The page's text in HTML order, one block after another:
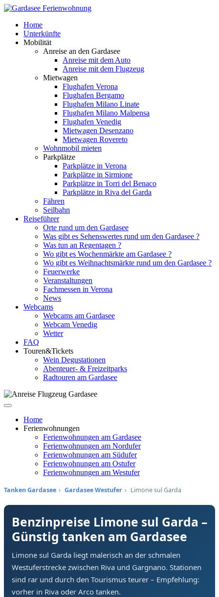
Home
Unterkünfte
Mobilität
Anreise an den Gardasee
Anreise mit dem Auto
Anreise mit dem Flugzeug
Mietwagen
Flughafen Verona
Flughafen Bergamo
Flughafen Milano Linate
Flughafen Milano Malpensa
Flughafen Venedig
Mietwagen Desenzano
Mietwagen Rovereto
Wohnmobil mieten
Parkplätze
Parkplätze in Verona
Parkplätze in Sirmione
Parkplätze in Torri del Benaco
Parkplätze in Riva del Garda
Fähren
Seilbahn
Reiseführer
Orte rund um den Gardasee
Was gibt es Sehenswertes rund um den Gardasee ?
Was tun an Regentagen ?
Wo gibt es Wochenmärkte am Gardasee ?
Wo gibt es Weihnachtsmärkte rund um den Gardasee ?
Feuerwerke
Veranstaltungen
Fachmessen in Verona
News
Webcams
Webcams am Gardasee
Webcam Venedig
Wetter
FAQ
Touren&Tickets
Wein Degustationen
Abenteuer- & Freizeitparks
Radtouren am Gardasee
Home
Ferienwohnungen
Ferienwohnungen am Gardasee
Ferienwohnungen am Nordufer
Ferienwohnungen am Südufer
Ferienwohnungen am Ostufer
Ferienwohnungen am Westufer
Tanken Gardasee › Gardasee Westufer › Limone sul Garda
Benzinpreise Limone sul Garda –
Günstig tanken am Gardasee
Limone sul Garda liegt malerisch an der schmalen
Westuferstrecke zwischen Riva und Gargnano. Stationen
sind rar und durch den Tourismus teurer – Empfehlung:
vorher in Riva oder Arco tanken.